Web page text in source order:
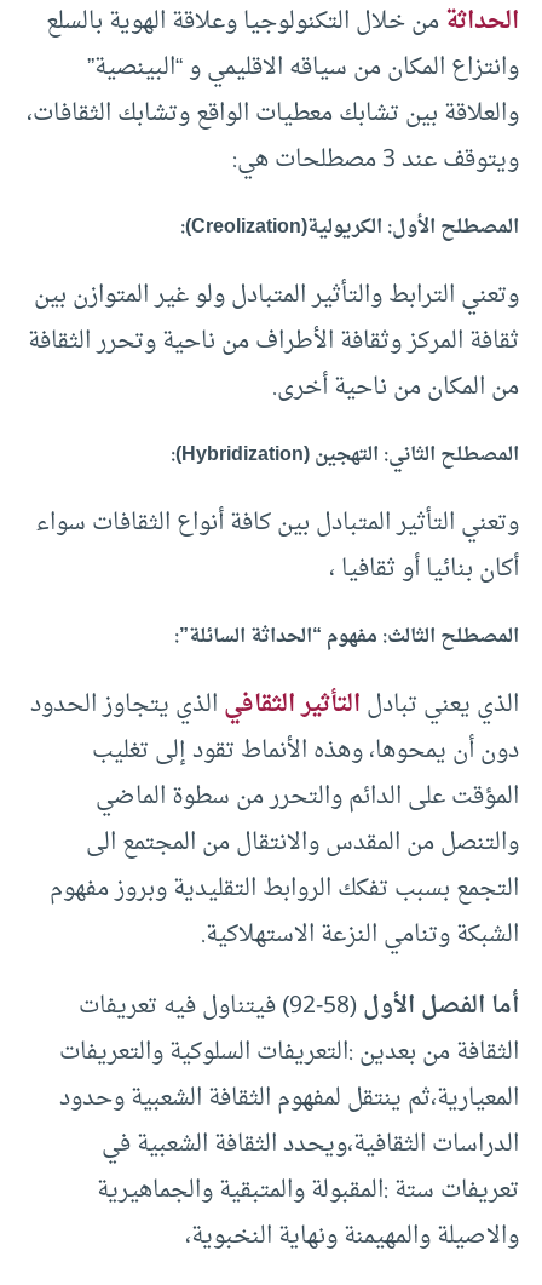
الحداثةمن خلال التكنولوجيا وعلاقة الهوية بالسلع
وانتزاع المكان من سياقه الاقليمي و “البينصية”
والعلاقة بين تشابك معطيات الواقع وتشابك الثقافات،
ويتوقف عند 3 مصطلحات هي:
المصطلح الأول: الكريولية(Creolization):
وتعني الترابط والتأثير المتبادل ولو غير المتوازن بين
ثقافة المركز وثقافة الأطراف من ناحية وتحرر الثقافة
من المكان من ناحية أخرى.
المصطلح الثاني: التهجين (Hybridization):
وتعني التأثير المتبادل بين كافة أنواع الثقافات سواء
أكان بنائيا أو ثقافيا ،
المصطلح الثالث: مفهوم “الحداثة السائلة”:
الذي يعني تبادلالتأثير الثقافيالذي يتجاوز الحدود
دون أن يمحوها، وهذه الأنماط تقود إلى تغليب
المؤقت على الدائم والتحرر من سطوة الماضي
والتنصل من المقدس والانتقال من المجتمع الى
التجمع بسبب تفكك الروابط التقليدية وبروز مفهوم
الشبكة وتنامي النزعة الاستهلاكية.
أما الفصل الأول
(58-92) فيتناول فيه تعريفات
الثقافة من بعدين :التعريفات السلوكية والتعريفات
المعيارية،ثم ينتقل لمفهوم الثقافة الشعبية وحدود
الدراسات الثقافية،ويحدد الثقافة الشعبية في
تعريفات ستة :المقبولة والمتبقية والجماهيرية
والاصيلة والمهيمنة ونهاية النخبوية،